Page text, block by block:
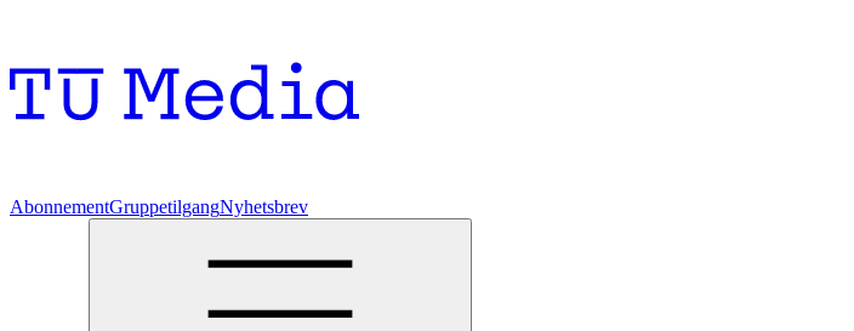
AbonnementGruppetilgangNyhetsbrev